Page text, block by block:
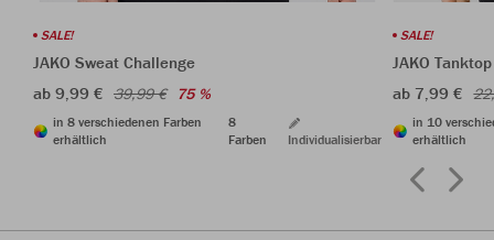
SALE!
JAKO Sweat Challenge
ab 9,99 € 39,99 € 75 %
in 8 verschiedenen Farben
erhältlich
8
Farben
Individualisierbar
SALE!
JAKO
ab 7,99 €
in 10
erhältlich